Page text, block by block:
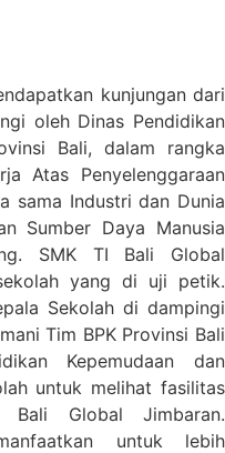
kunjungan dari
oleh Dinas Pendidikan
Bali, dalam rangka
Atas Penyelenggaraan
sama Industri dan Dunia
Sumber Daya Manusia
SMK TI Bali Global
yang di uji petik.
Sekolah di dampingi
Tim BPK Provinsi Bali
Kepemudaan dan
untuk melihat fasilitas
Global Jimbaran.
untuk lebih